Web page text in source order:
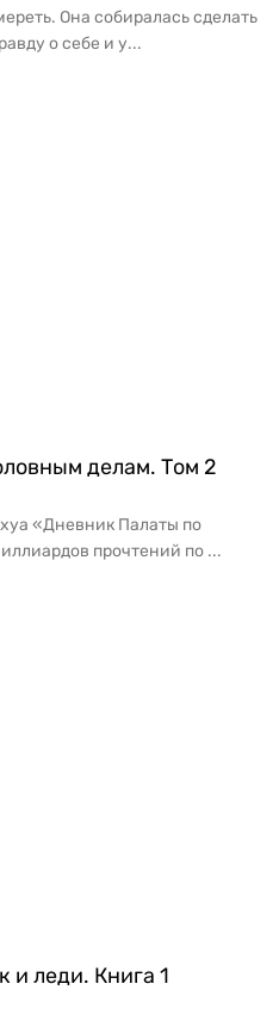
Она собиралась сделать
о себе и у...
делам. Том 2
«Дневник Палаты по
прочтений по ...
и леди. Книга 1